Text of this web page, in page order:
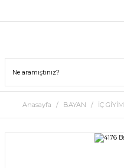
Anasayfa BAYAN İÇ GİYİM